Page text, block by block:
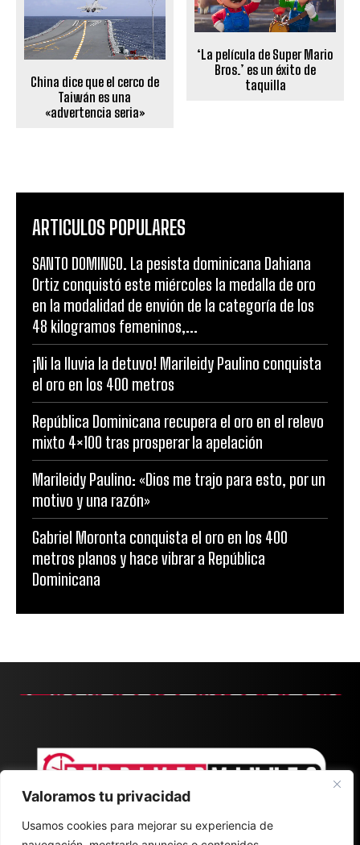
Valoramos tu privacidad
Usamos cookies para mejorar su experiencia de
China dice que el cerco de
Taiwán es una
«advertencia seria»
‘La película de Super Mario
Bros.’ es un éxito de
taquilla
ARTICULOS POPULARES
SANTO DOMINGO. La pesista dominicana Dahiana
Ortiz conquistó este miércoles la medalla de oro
en la modalidad de envión de la categoría de los
48 kilogramos femeninos,...
¡Ni la lluvia la detuvo! Marileidy Paulino conquista
el oro en los 400 metros
República Dominicana recupera el oro en el relevo
mixto 4×100 tras prosperar la apelación
Marileidy Paulino: «Dios me trajo para esto, por un
motivo y una razón»
Gabriel Moronta conquista el oro en los 400
metros planos y hace vibrar a República
Dominicana